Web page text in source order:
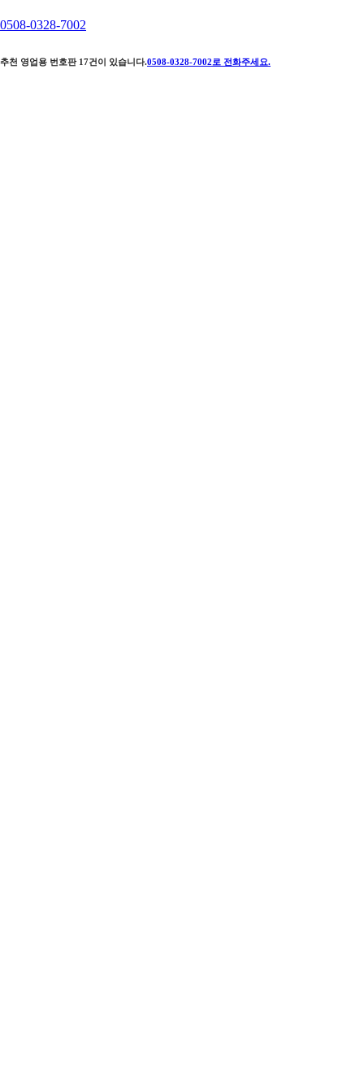
0508-0328-7002
추천 영업용 번호판 17건이 있습니다.0508-0328-7002 로 전화주세요.